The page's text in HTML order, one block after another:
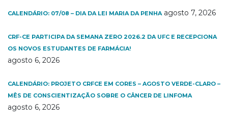
CALENDÁRIO: 07/08 – DIA DA LEI MARIA DA PENHA agosto 7, 2026
CRF-CE PARTICIPA DA SEMANA ZERO 2026.2 DA UFC E RECEPCIONA
OS NOVOS ESTUDANTES DE FARMÁCIA!
agosto 6, 2026
CALENDÁRIO: PROJETO CRFCE EM CORES – AGOSTO VERDE-CLARO –
MÊS DE CONSCIENTIZAÇÃO SOBRE O CÂNCER DE LINFOMA
agosto 6, 2026